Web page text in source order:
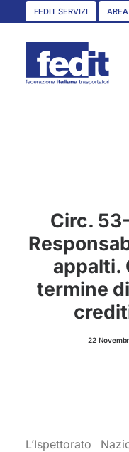
FEDIT SERVIZI
CIRCOLARI
UNISCITI A NOI
CONVENZIONI
ASSOCIAZIONI
Circ.
appalti.
termine
22
L’Ispettorato